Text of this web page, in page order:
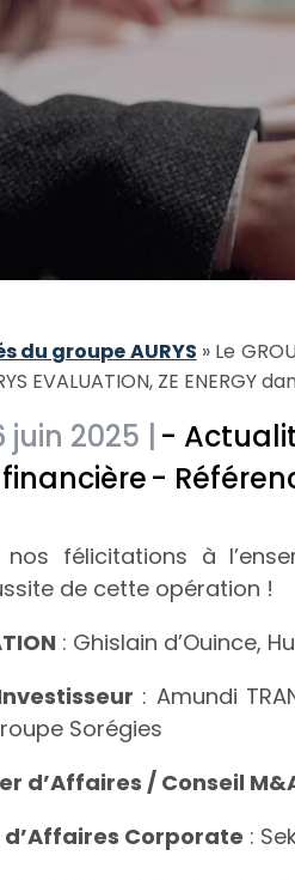
du groupe AURYS » Le
EVALUATION, ZE ENERGY
juin 2025 | -
-
nos félicitations à
de cette opération !
: Ghislain d’Ouince,
: Amundi
Sorégies
d’Affaires / Conseil
Corporate :